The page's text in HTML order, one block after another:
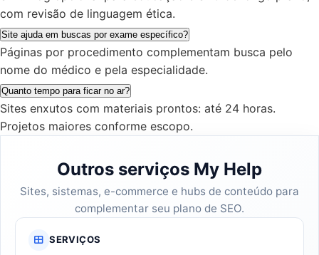
com revisão de linguagem ética.
Site ajuda em buscas por exame específico?
Páginas por procedimento complementam busca pelo
nome do médico e pela especialidade.
Quanto tempo para ficar no ar?
Sites enxutos com materiais prontos: até 24 horas.
Projetos maiores conforme escopo.
Outros serviços My Help
Sites, sistemas, e-commerce e hubs de conteúdo para
complementar seu plano de SEO.
SERVIÇOS